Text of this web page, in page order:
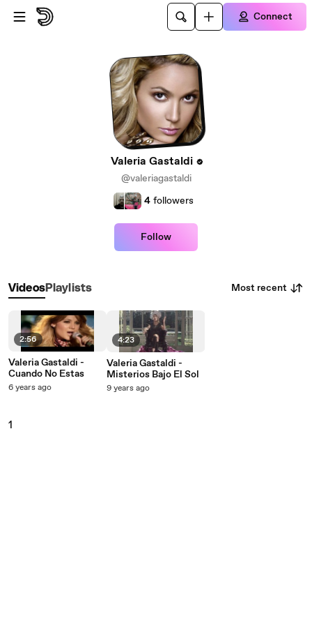
Skip to main content
Connect
Valeria Gastaldi
@valeriagastaldi
4 followers
Follow
VideosPlaylists Most recent
2:56
Valeria Gastaldi -
Cuando No Estas
6 years ago
4:23
Valeria Gastaldi -
Misterios Bajo El Sol
9 years ago
1